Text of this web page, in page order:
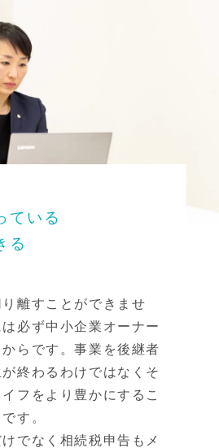
ている
る
離すことができませ
必ず中小企業オーナー
らです。事業を後継者
終わるわけではなくそ
フをより豊かにするこ
す。
でなく相続税申告もメ